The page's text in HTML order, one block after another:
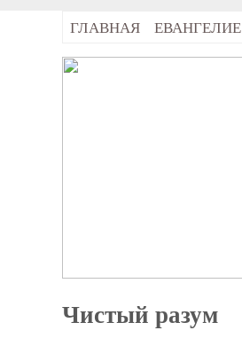
ГЛАВНАЯ ЕВАНГЕЛИЕ
Чистый разум